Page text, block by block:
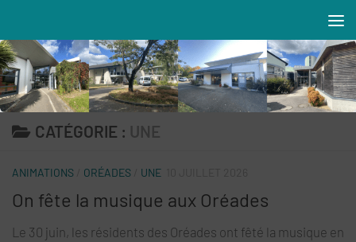
Résidences MAREVA
CATÉGORIE : UNE
ANIMATIONS ORÉADES UNE
On fête la musique aux Oréades
Le 30 juin, les résidents des Oréades ont fêté la musique en